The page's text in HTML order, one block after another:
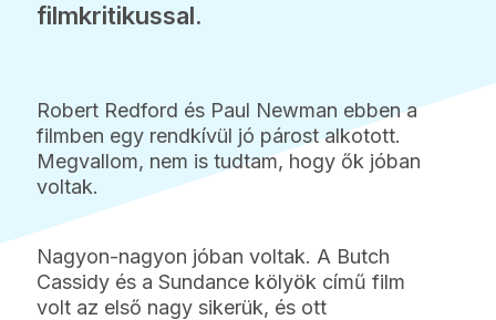
filmkritikussal.
Robert Redford és Paul Newman ebben a
filmben egy rendkívül jó párost alkotott.
Megvallom, nem is tudtam, hogy ők jóban
voltak.
Nagyon-nagyon jóban voltak. A Butch
Cassidy és a Sundance kölyök című film
volt az első nagy sikerük, és ott